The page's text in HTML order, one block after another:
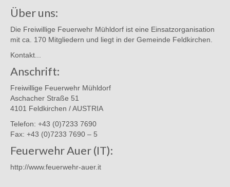
Über uns:
Die Freiwillige Feuerwehr Mühldorf ist eine Einsatzorganisation
mit ca. 170 Mitgliedern und liegt in der Gemeinde Feldkirchen.
Kontakt...
Anschrift:
Freiwillige Feuerwehr Mühldorf
Aschacher Straße 51
4101 Feldkirchen / AUSTRIA
Telefon: +43 (0)7233 7690
Fax: +43 (0)7233 7690 – 5
Feuerwehr Auer (IT):
http://www.feuerwehr-auer.it